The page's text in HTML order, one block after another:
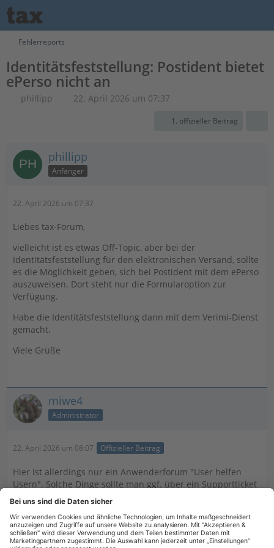
Fehlerreports
Identitätsfeststellung: Postident bietet
ePerso nicht an
phillipp 22. April 2026 um 07:37
1. offizieller Beitrag
phillipp
Anfänger
22. April 2026 um 07:37
Liebes tax-Forum,
vielleicht ist es etwas Off-Topic, aber bei der
Identitätsfeststellung für den elektronischen Versand, sollte
es die Möglichkeit geben, sich bei Postident mit dem ePerso
auszuweisen. Dort steht nur die Formularoption zur
Verfügung.
Habe die Identitätsfeststellung dann mit dem Verimi-Dienst
gemacht.
Viele Grüße
miwe4
Administrator
22. April 2026 um 08:07 Offizieller Beitrag
Hier ist allerdings nur ein Anwenderforum "User helfen
Usern". Solche Dinge sollte man ggf. über ein Supportticket
klären.
Ansonsten könnte Postident mit dem ePerso evtl. im Buhl-
Account funktionieren. So war es zumindest damals bei der
Grundsteuer-Aktion. Das müsste dann mal jemand testen.